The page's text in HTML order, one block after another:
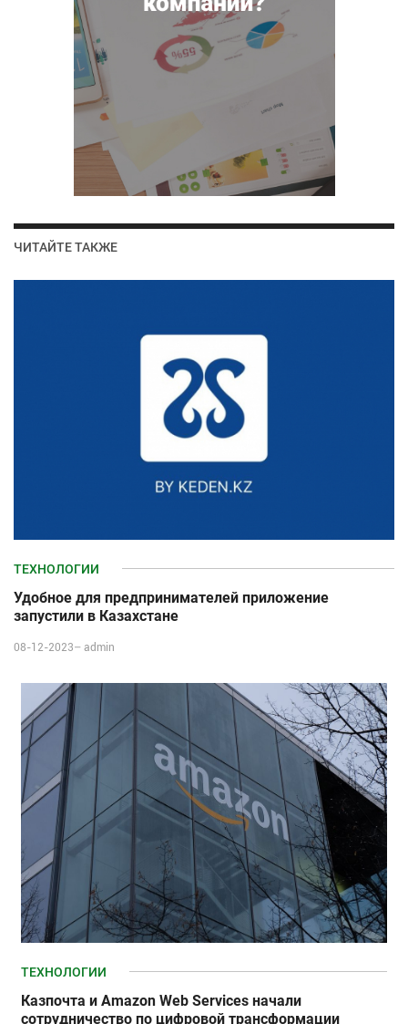
ЧИТАЙТЕ ТАКЖЕ
ТЕХНОЛОГИИ
Удобное для предпринимателей приложение
запустили в Казахстане
08-12-2023– admin
ТЕХНОЛОГИИ
Казпочта и Amazon Web Services начали
сотрудничество по цифровой трансформации